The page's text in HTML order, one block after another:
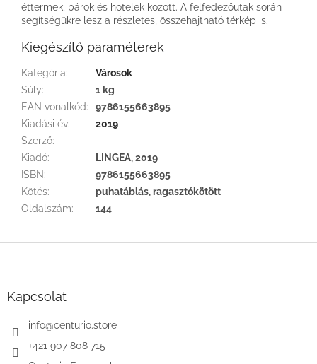
éttermek, bárok és hotelek között. A felfedezőutak során
segítségükre lesz a részletes, összehajtható térkép is.
Kiegészítő paraméterek
Kategória:
Városok
Súly:
1 kg
EAN vonalkód:
9786155663895
Kiadási év:
2019
Szerző:
Kiadó:
LINGEA, 2019
ISBN:
9786155663895
Kötés:
puhatáblás, ragasztókötött
Oldalszám: 144
Kapcsolat
info@centurio.store
+421 907 808 715